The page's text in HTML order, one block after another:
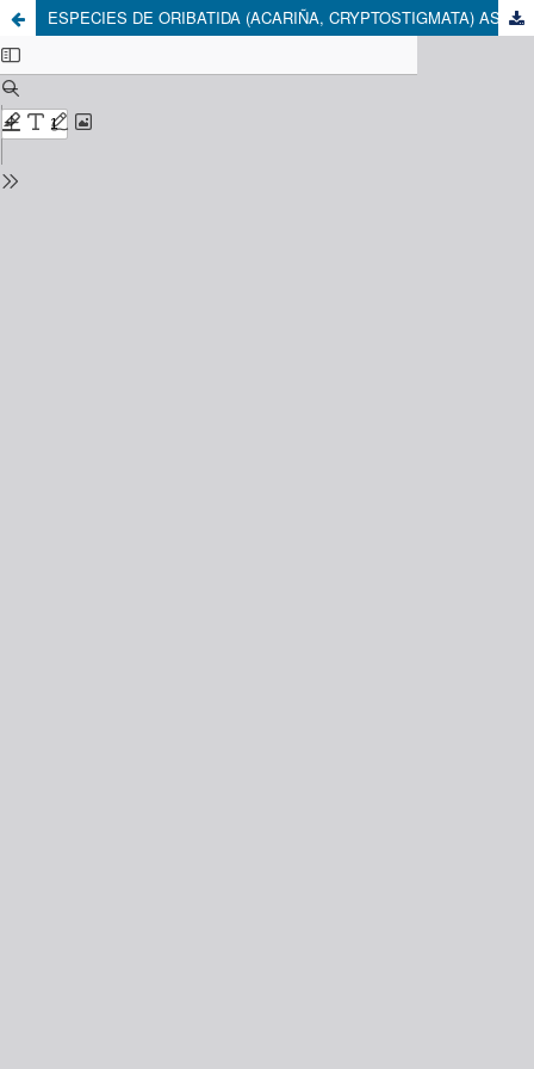
ESPECIES DE ORIBATIDA (ACARIÑA, CRYPTOSTIGMATA) ASOCIADAS A ESPECIES DE PLANTAS, EN QUEBRADAS CON VEGETACIÓN DE NEBLINA DE LA PROVINCIA DE ANTOFAGASTA, CHILE